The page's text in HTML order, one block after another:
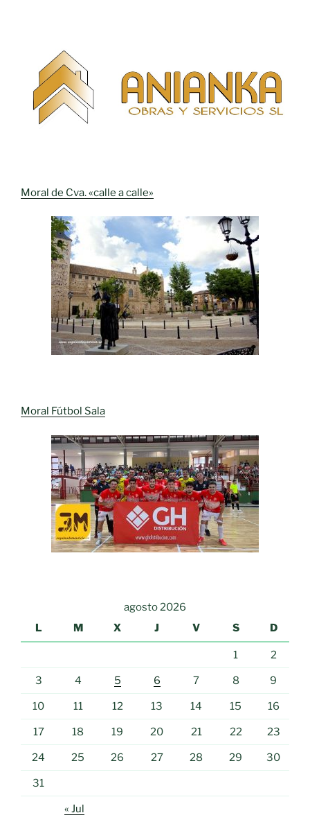
Moral de Cva. «calle a calle»
Moral Fútbol Sala
agosto 2026
L
M X J V S D
1 2
3 4 5 6 7 8 9
10 11 12 13 14 15 16
17 18 19 20 21 22 23
24 25 26 27 28 29 30
31
« Jul